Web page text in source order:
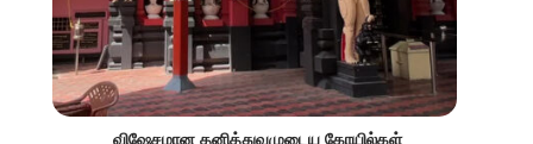
விஷேசமான தனித்துவமுடைய கோயில்கள்